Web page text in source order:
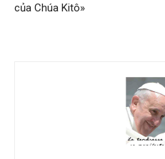
của Chúa Kitô»